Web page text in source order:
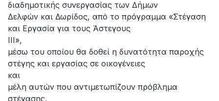
διαδημοτικής συνεργασίας των Δήμων
Δελφών και Δωρίδος, από το πρόγραμμα «Στέγαση
και Εργασία για τους Άστεγους
ΙΙΙ»,
μέσω του οποίου θα δοθεί η δυνατότητα παροχής
στέγης και εργασίας σε οικογένειες
και
μέλη αυτών που αντιμετωπίζουν πρόβλημα
στέγασης.